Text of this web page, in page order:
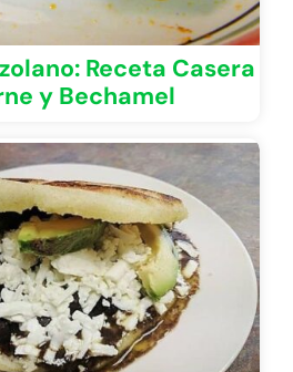
Receta Casera
y Bechamel